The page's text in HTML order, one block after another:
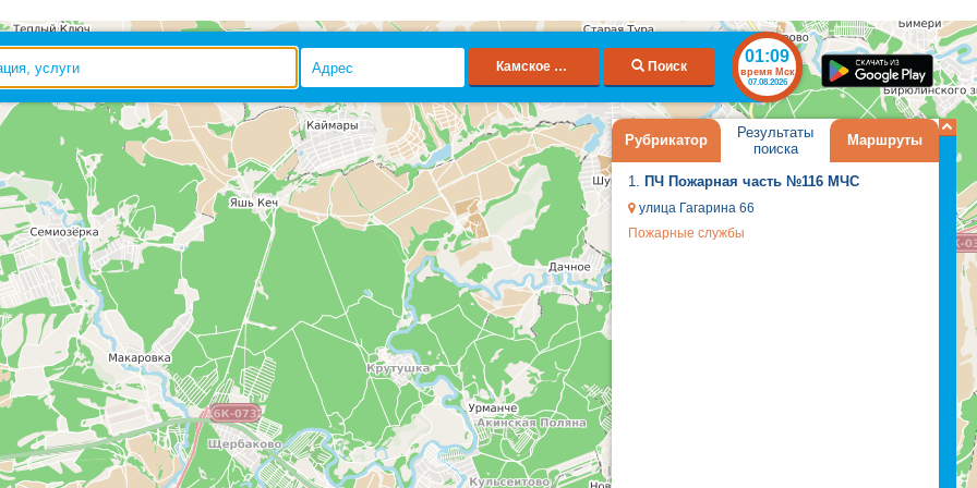
Камское Устье Поиск
01:09
время Мск
07.08.2026
Рубрикатор
Результаты
поиска
Маршруты
1. ПЧ Пожарная часть №116 МЧС
улица Гагарина 66
Пожарные службы